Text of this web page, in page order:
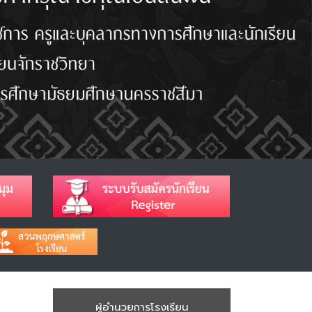
ผู้อำนวยการโรงเรียน